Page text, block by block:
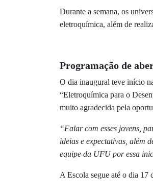
Durante a semana, os
eletroquímica, além de
Programação de
O dia inaugural teve início
“Eletroquímica para o
muito agradecida pela
“Falar com esses jovens,
ideias e expectativas, além
equipe da UFU por essa
A Escola segue até o dia 17